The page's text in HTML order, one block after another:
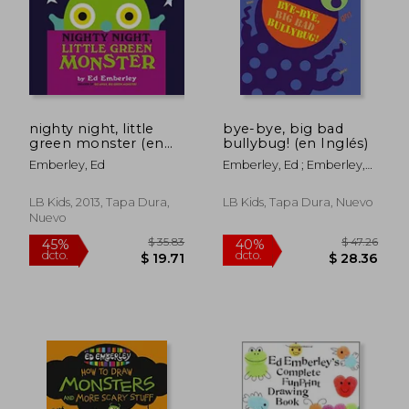
dcto. $ 22.96 dcto. $
nighty night, little
green monster (en
Inglés)
Emberley, Ed
LB Kids, 2013, Tapa Dura,
Nuevo
bye-bye, big bad
bullybug! (en Inglés)
Emberley, Ed ; Emberley,
LB Kids, Tapa Dura, Nuevo